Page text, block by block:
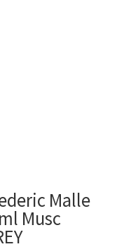
Malle
Musc